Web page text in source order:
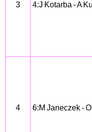
3 4:J Kotarba - A
4 6:M Janeczek -